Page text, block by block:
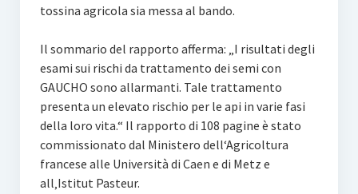
tossina agricola sia messa al bando.
Il sommario del rapporto afferma: „I risultati degli
esami sui rischi da trattamento dei semi con
GAUCHO sono allarmanti. Tale trattamento
presenta un elevato rischio per le api in varie fasi
della loro vita.“ Il rapporto di 108 pagine è stato
commissionato dal Ministero dell‘Agricoltura
francese alle Università di Caen e di Metz e
all‚Istitut Pasteur.